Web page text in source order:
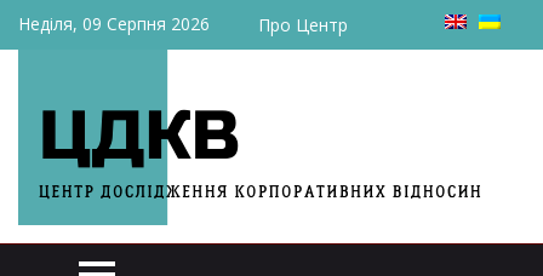
Неділя, 09 Серпня 2026 Про Центр